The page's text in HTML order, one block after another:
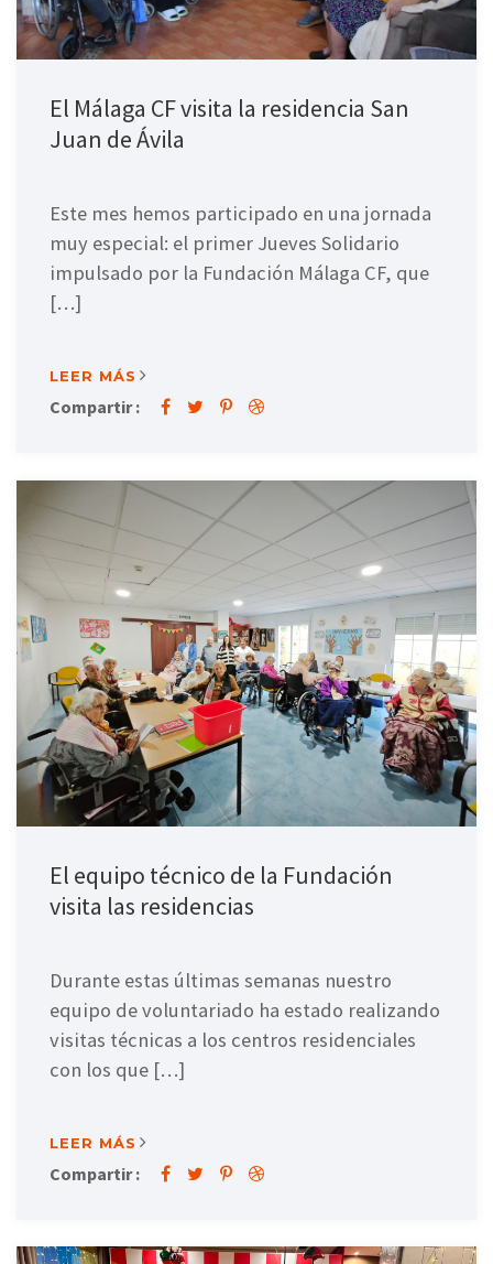
El Málaga CF visita la residencia San
Juan de Ávila
Este mes hemos participado en una jornada
muy especial: el primer Jueves Solidario
impulsado por la Fundación Málaga CF, que
[…]
LEER MÁS
Compartir :
El equipo técnico de la Fundación
visita las residencias
Durante estas últimas semanas nuestro
equipo de voluntariado ha estado realizando
visitas técnicas a los centros residenciales
con los que […]
LEER MÁS
Compartir :